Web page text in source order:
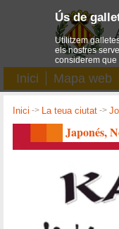
Inici Mapa web
Inici -> La teua ciutat ->
Japonés,
Ús de
Utilitzem
els nostres
considerem que